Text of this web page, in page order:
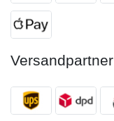
Versandpartner